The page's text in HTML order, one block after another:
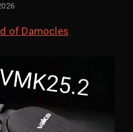
of Damocles